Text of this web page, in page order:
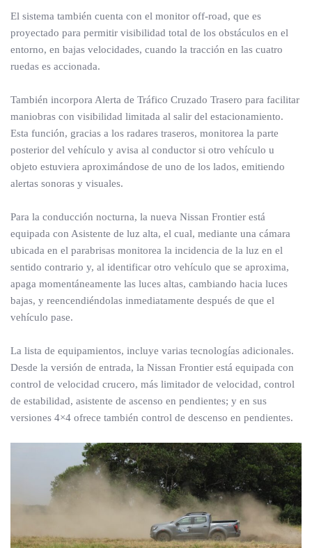
El sistema también cuenta con el monitor off-road, que es
proyectado para permitir visibilidad total de los obstáculos en el
entorno, en bajas velocidades, cuando la tracción en las cuatro
ruedas es accionada.
También incorpora Alerta de Tráfico Cruzado Trasero para facilitar
maniobras con visibilidad limitada al salir del estacionamiento.
Esta función, gracias a los radares traseros, monitorea la parte
posterior del vehículo y avisa al conductor si otro vehículo u
objeto estuviera aproximándose de uno de los lados, emitiendo
alertas sonoras y visuales.
Para la conducción nocturna, la nueva Nissan Frontier está
equipada con Asistente de luz alta, el cual, mediante una cámara
ubicada en el parabrisas monitorea la incidencia de la luz en el
sentido contrario y, al identificar otro vehículo que se aproxima,
apaga momentáneamente las luces altas, cambiando hacia luces
bajas, y reencendiéndolas inmediatamente después de que el
vehículo pase.
La lista de equipamientos, incluye varias tecnologías adicionales.
Desde la versión de entrada, la Nissan Frontier está equipada con
control de velocidad crucero, más limitador de velocidad, control
de estabilidad, asistente de ascenso en pendientes; y en sus
versiones 4×4 ofrece también control de descenso en pendientes.